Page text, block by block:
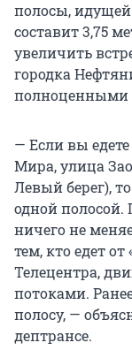
полосы,
составит 3,75
увеличить
городка
полноценными
— Если вы едете
Мира, улица
Левый берег),
одной полосой.
ничего не
тем, кто едет
Телецентра,
потоками.
полосу, —
дептрансе.